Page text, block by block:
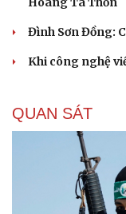
Đình Sơn Đồng:
Khi công nghệ
QUAN SÁT